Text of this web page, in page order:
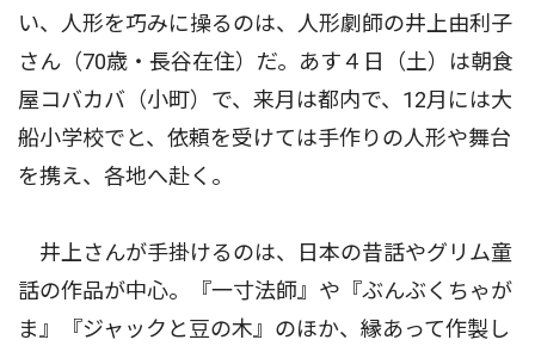
い、人形を巧みに操るのは、人形劇師の井上由利子
さん（70歳・長谷在住）だ。あす４日（土）は朝食
屋コバカバ（小町）で、来月は都内で、12月には大
船小学校でと、依頼を受けては手作りの人形や舞台
を携え、各地へ赴く。
井上さんが手掛けるのは、日本の昔話やグリム童
話の作品が中心。『一寸法師』や『ぶんぶくちゃが
ま』『ジャックと豆の木』のほか、縁あって作製し